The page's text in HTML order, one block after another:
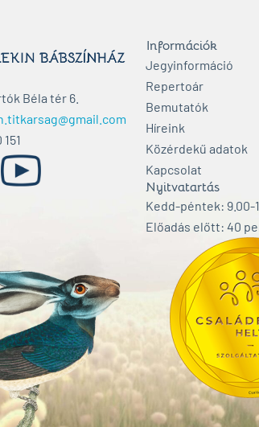
Béla tér 6.
Információk
Jegyinformáció
Repertoár
Bemutatók
Híreink
Közérdekű adatok
Kapcsolat
Nyitvatartás
Kedd-péntek: 9.00-
Előadás előtt: 40